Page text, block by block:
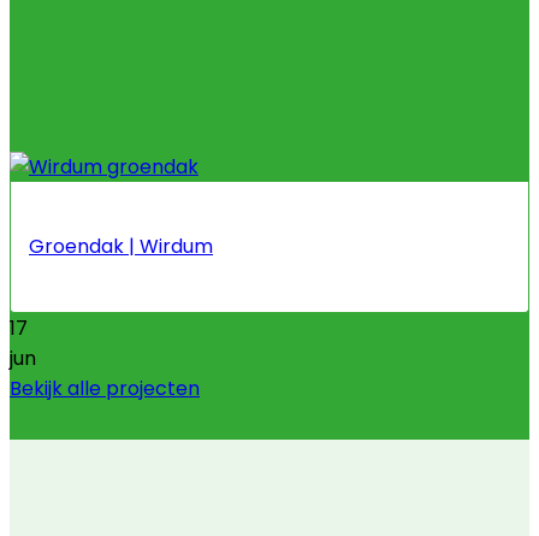
Groendak | Wirdum
17
jun
Bekijk alle projecten